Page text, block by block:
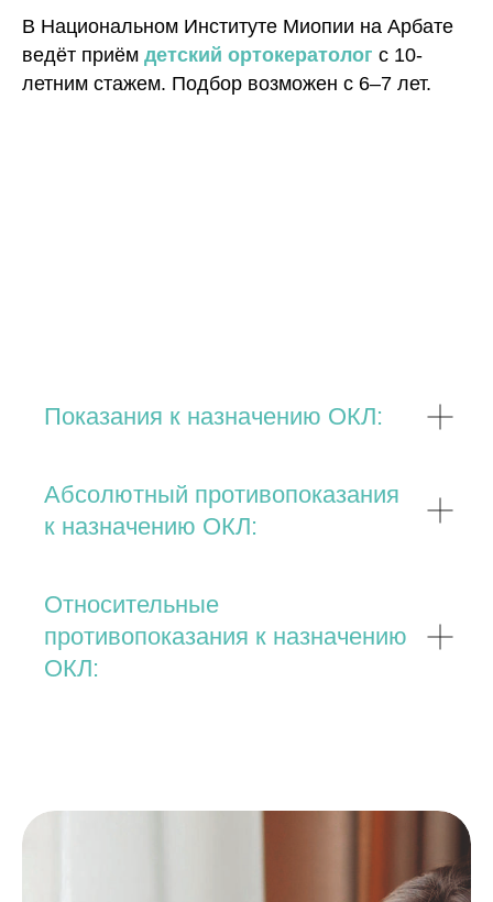
В Национальном Институте Миопии на Арбате
ведёт приём детский ортокератолог с 10-
летним стажем. Подбор возможен с 6–7 лет.
Показания к назначению ОКЛ:
Абсолютный противопоказания
к назначению ОКЛ:
Относительные
противопоказания к назначению
ОКЛ: